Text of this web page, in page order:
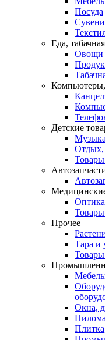
Посуда
Еда,
Овощи
Детские
Отдых,
Товары
Оптика
Прочее
Тара и
Окна,